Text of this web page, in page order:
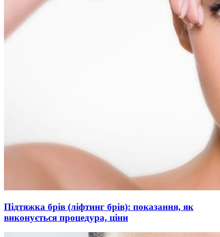
Підтяжка брів (ліфтинг брів): показання, як
виконується процедура, ціни